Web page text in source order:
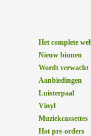
Het complete
Nieuw binnen
Wordt verwacht
Aanbiedingen
Luisterpaal
Vinyl
Muziekcassettes
Hot pre-orders